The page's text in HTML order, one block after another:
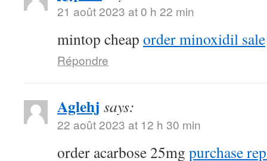
21 août 2023 at 0 h 22 min
mintop cheap order minoxidil sale
Répondre
Aglehj says:
22 août 2023 at 12 h 30 min
order acarbose 25mg purchase